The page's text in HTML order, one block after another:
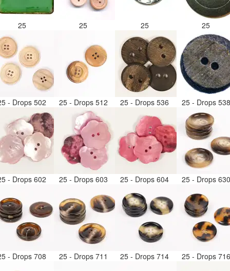
25 25 25 25
- Drops 502 25 - Drops 512 25 - Drops 536 25 - Drops
- Drops 602 25 - Drops 603 25 - Drops 604 25 - Drops
- Drops 708 25 - Drops 711 25 - Drops 714 25 - Drops